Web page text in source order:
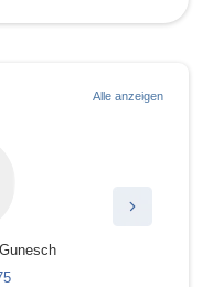
Alle anzeigen